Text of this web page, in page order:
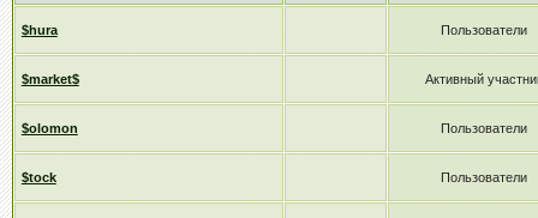
$hura Пользователи
$market$ Активный
$olomon Пользователи
$tock Пользователи